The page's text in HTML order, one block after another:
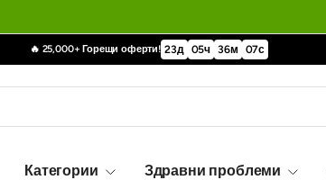
🔥 25,000+ Горещи оферти! 23д 05ч 36м 06с
Категории Здравни проблеми